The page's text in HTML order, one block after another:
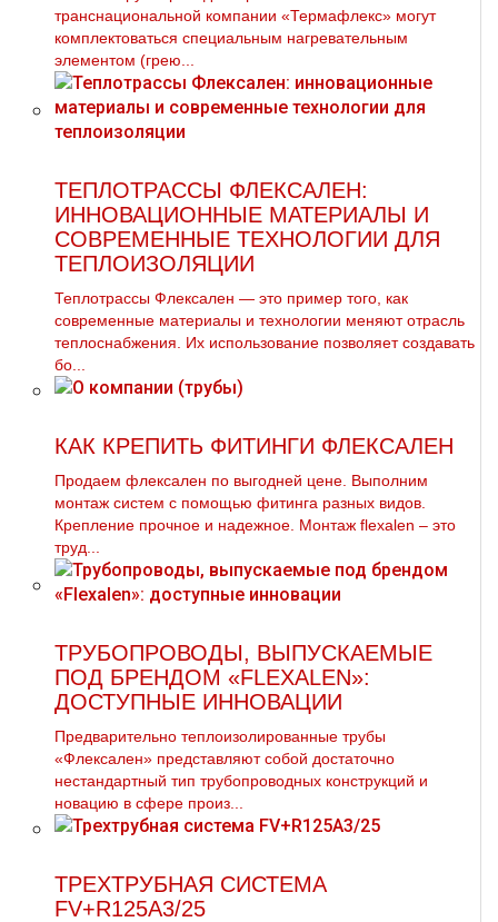
транснациональной компании «Термафлекс» могут
комплектоваться специальным нагревательным
элементом (грею...
ТЕПЛОТРАССЫ ФЛЕКСАЛЕН:
ИННОВАЦИОННЫЕ МАТЕРИАЛЫ И
СОВРЕМЕННЫЕ ТЕХНОЛОГИИ ДЛЯ
ТЕПЛОИЗОЛЯЦИИ
Теплотрассы Флексален — это пример того, как
современные материалы и технологии меняют отрасль
теплоснабжения. Их использование позволяет создавать
бо...
КАК КРЕПИТЬ ФИТИНГИ ФЛЕКСАЛЕН
Продаем флексален по выгодней цене. Выполним
мoнтaж систем с помощью фитинга разных видов.
Крепление прочное и надежное. Монтаж flехalеn – это
труд...
ТРУБОПРОВОДЫ, ВЫПУСКАЕМЫЕ
ПОД БРЕНДОМ «FLEXALEN»:
ДОСТУПНЫЕ ИННОВАЦИИ
Предварительно теплоизолированные трубы
«Флексален» представляют собой достаточно
нестандартный тип трубопроводных конструкций и
новацию в сфере произ...
ТРЕХТРУБНАЯ СИСТЕМА
FV+R125A3/25